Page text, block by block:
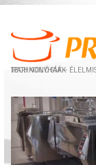
IPARI KONYHÁK – ÉLELMISZERIPARI TECHNOLÓGIÁK